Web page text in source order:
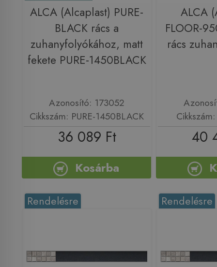
ALCA (Alcaplast) PURE-
BLACK rács a
zuhanyfolyókához, matt
fekete PURE-1450BLACK
Azonosító: 173052
Cikkszám: PURE-1450BLACK
36 089 Ft
Kosárba
ALCA
FLOOR-
rács
40
Rendelésre Rendelésre